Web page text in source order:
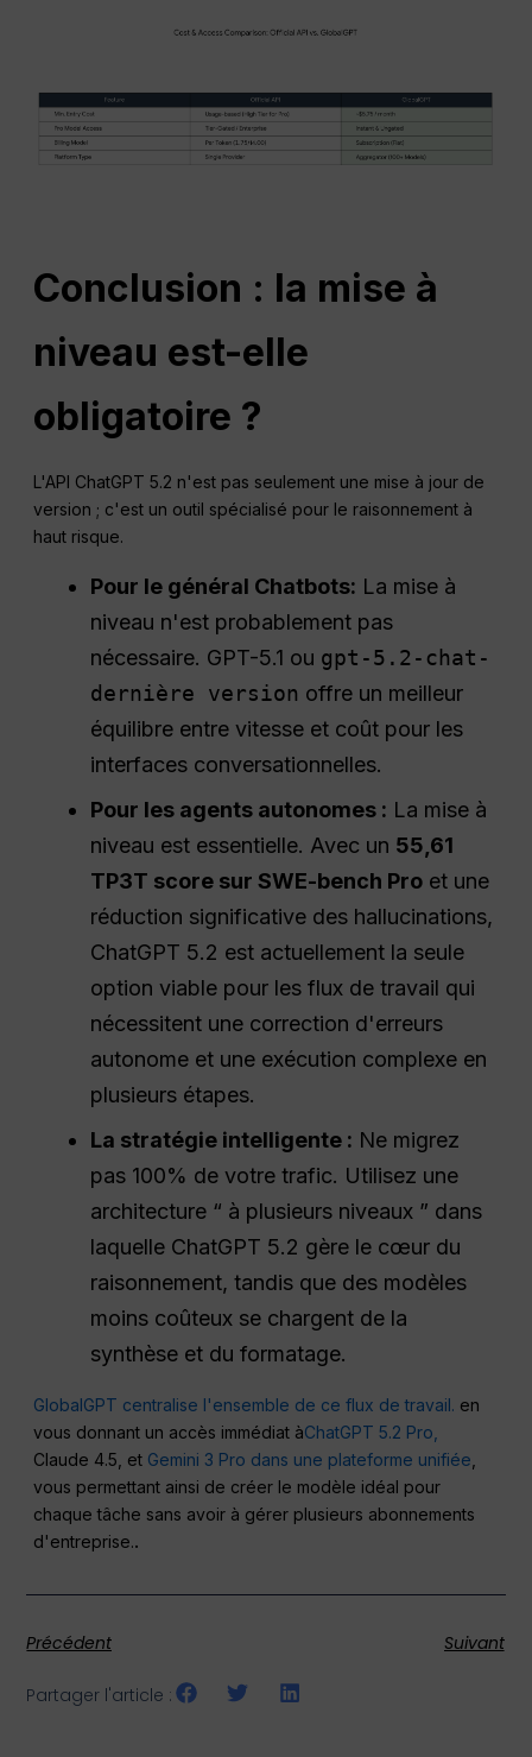
Conclusion : la mise à
niveau est-elle
obligatoire ?
L'API ChatGPT 5.2 n'est pas seulement une mise à jour de
version ; c'est un outil spécialisé pour le raisonnement à
haut risque.
Pour le général Chatbots: La mise à
niveau n'est probablement pas
nécessaire. GPT-5.1 ou gpt-5.2-chat-
dernière version offre un meilleur
équilibre entre vitesse et coût pour les
interfaces conversationnelles.
Pour les agents autonomes : La mise à
niveau est essentielle. Avec un 55,61
TP3T score sur SWE-bench Pro et une
réduction significative des hallucinations,
ChatGPT 5.2 est actuellement la seule
option viable pour les flux de travail qui
nécessitent une correction d'erreurs
autonome et une exécution complexe en
plusieurs étapes.
La stratégie intelligente : Ne migrez
pas 100% de votre trafic. Utilisez une
architecture “ à plusieurs niveaux ” dans
laquelle ChatGPT 5.2 gère le cœur du
raisonnement, tandis que des modèles
moins coûteux se chargent de la
synthèse et du formatage.
GlobalGPT centralise l'ensemble de ce flux de travail. en
vous donnant un accès immédiat àChatGPT 5.2 Pro,
Claude 4.5, et Gemini 3 Pro dans une plateforme unifiée
vous permettant ainsi de créer le modèle idéal pour
chaque tâche sans avoir à gérer plusieurs abonnements
d'entreprise..
Précédent Suivant
Partager l'article :